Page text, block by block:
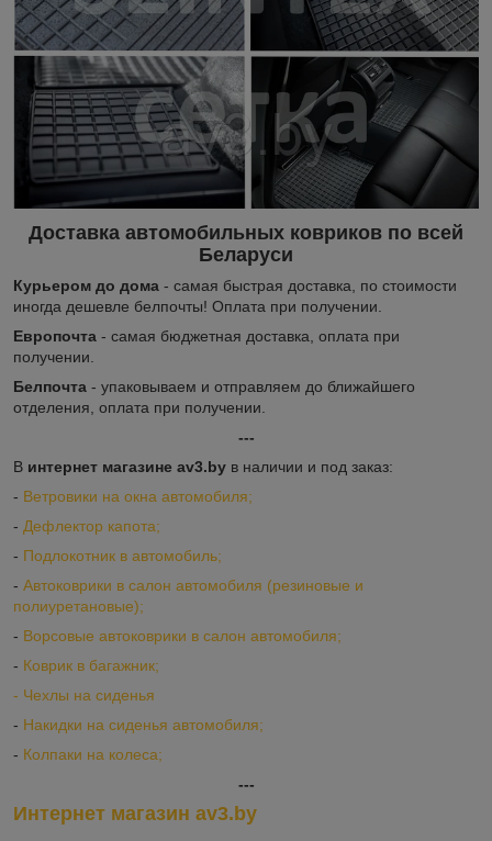
Доставка автомобильных ковриков по всей
Беларуси
Курьером до дома - самая быстрая доставка, по стоимости
иногда дешевле белпочты! Оплата при получении.
Европочта - самая бюджетная доставка, оплата при
получении.
Белпочта - упаковываем и отправляем до ближайшего
отделения, оплата при получении.
---
В интернет магазине av3.by в наличии и под заказ:
- Ветровики на окна автомобиля;
- Дефлектор капота;
- Подлокотник в автомобиль;
- Автоковрики в салон автомобиля (резиновые и
полиуретановые);
- Ворсовые автоковрики в салон автомобиля;
- Коврик в багажник;
- Чехлы на сиденья
- Накидки на сиденья автомобиля;
- Колпаки на колеса;
---
Интернет магазин av3.by